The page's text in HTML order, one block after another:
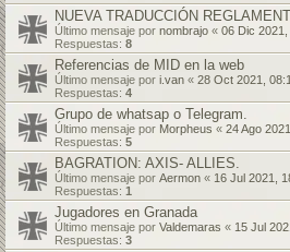
NUEVA TRADUCCIÓN
Último mensaje por nombrajo « 06 Dic
Respuestas: 8
Referencias de MID en la web
Último mensaje por i.van « 28 Oct 2021,
Respuestas: 4
Grupo de whatsap o Telegram.
Último mensaje por Morpheus « 24 Ago
Respuestas: 5
BAGRATION: AXIS- ALLIES.
Último mensaje por Aermon « 16 Jul 2021,
Respuestas: 1
Jugadores en Granada
Último mensaje por Valdemaras « 15 Jul
Respuestas: 3